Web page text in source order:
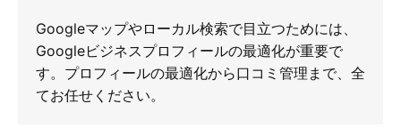
Googleマップやローカル検索で目立つためには、
Googleビジネスプロフィールの最適化が重要で
す。プロフィールの最適化から口コミ管理まで、全
てお任せください。